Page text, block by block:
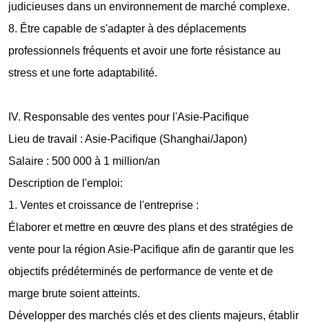
judicieuses dans un environnement de marché complexe.
8. Être capable de s'adapter à des déplacements
professionnels fréquents et avoir une forte résistance au
stress et une forte adaptabilité.
IV. Responsable des ventes pour l'Asie-Pacifique
Lieu de travail : Asie-Pacifique (Shanghai/Japon)
Salaire : 500 000 à 1 million/an
Description de l'emploi:
1. Ventes et croissance de l'entreprise :
Élaborer et mettre en œuvre des plans et des stratégies de
vente pour la région Asie-Pacifique afin de garantir que les
objectifs prédéterminés de performance de vente et de
marge brute soient atteints.
Développer des marchés clés et des clients majeurs, établir